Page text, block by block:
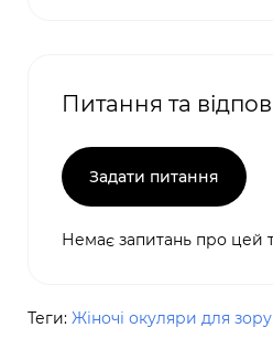
Питання та
Задати питання
Немає запитань про цей
Теги: Жіночі окуляри для